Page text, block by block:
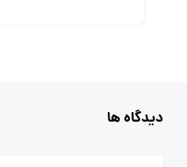
دیدگاه ها